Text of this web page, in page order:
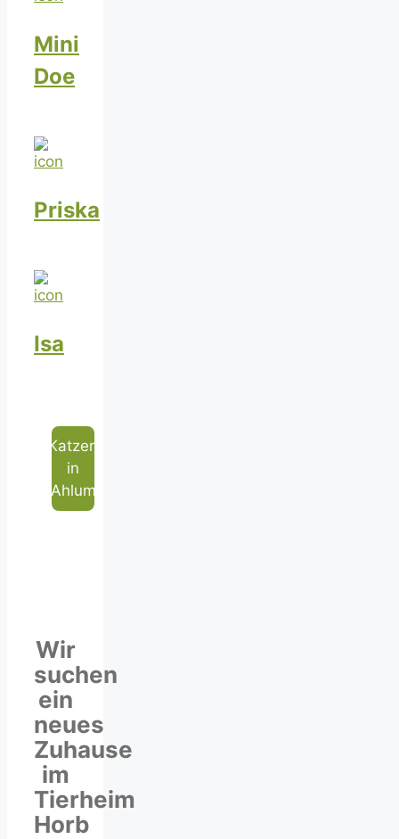
Mini
Doe
Priska
Isa
Katzen
in
Ahlum
Wir
suchen
ein
neues
Zuhause
im
Tierheim
Horb